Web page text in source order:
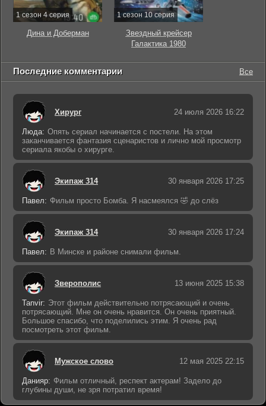
1 сезон 4 серия
Дина и Доберман
1 сезон 10 серия
Звездный крейсер
Галактика 1980
Последние комментарии Все
Хирург 24 июля 2026 16:22
Люда: Опять сериал начинается с постели. На этом
заканчивается фантазия сценаристов и лично мой просмотр
сериала якобы о хирурге.
Экипаж 314 30 января 2026 17:25
Павел: Фильм просто Бомба. Я насмеялся 🤣 до слёз
Экипаж 314 30 января 2026 17:24
Павел: В Минске и районе снимали фильм.
Зверополис 13 июня 2025 15:38
Tanvir: Этот фильм действительно потрясающий и очень
потрясающий. Мне он очень нравится. Он очень приятный.
Большое спасибо, что поделились этим. Я очень рад
посмотреть этот фильм.
Мужское слово 12 мая 2025 22:15
Данияр: Фильм отличный, респект актерам! Задело до
глубины души, не зря потратил время!